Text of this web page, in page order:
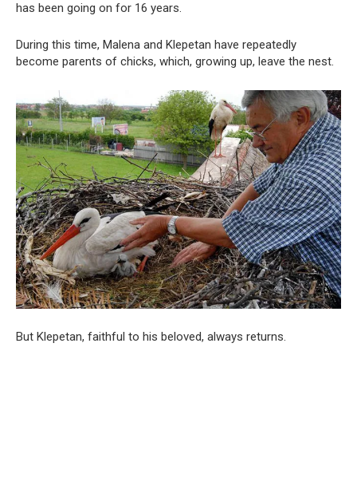
has been going on for 16 years.
During this time, Malena and Klepetan have repeatedly
become parents of chicks, which, growing up, leave the nest.
But Klepetan, faithful to his beloved, always returns.